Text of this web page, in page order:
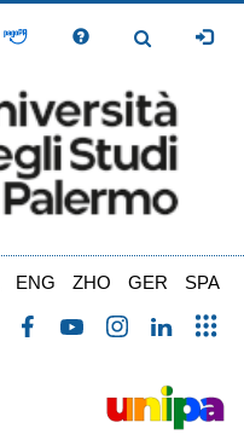
Toggle
ENG ZHO GER SPA